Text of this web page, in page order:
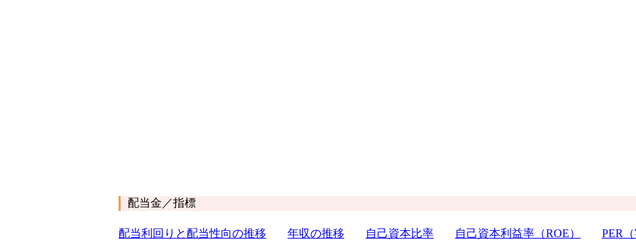
配当金／指標
配当利回りと配当性向の推移 年収の推移 自己資本比率 自己資本利益率（ROE）
PER